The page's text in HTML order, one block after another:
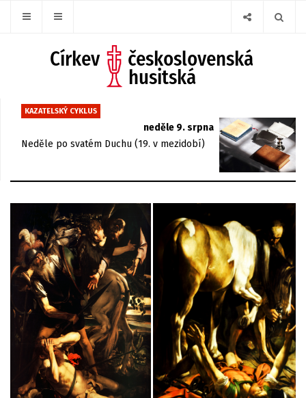
KAZATELSKÝ CYKLUS
neděle 9. srpna
Neděle po svatém Duchu (19. v mezidobí)